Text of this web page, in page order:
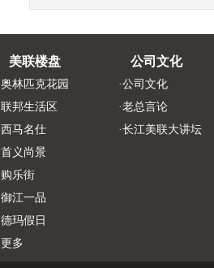
美联楼盘
奥林匹克花园
联邦生活区
西马名仕
首义尚景
购乐街
御江一品
德玛假日
更多
公司文化
·公司文化
·老总言论
·长江美联大讲坛